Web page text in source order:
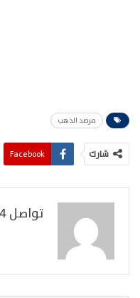
مرصد الذهب
شارك Facebook
تواصل 24